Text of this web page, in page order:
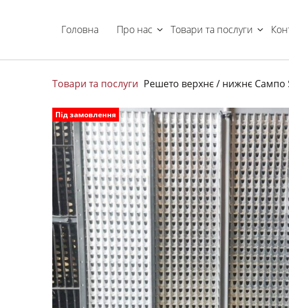
Головна Про нас Товари та послуги
Товари та послуги Решето верхнє / нижнє Сампо
Під замовлення